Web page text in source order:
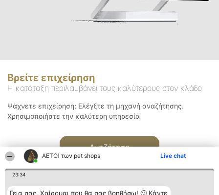
ΑΕΤΟΊ των pet shops Live chat
23:34
Γεια σας. Χαίρομαι που θα σας βοηθήσω! 🙂 Κάντε
Βρείτε επιχείρηση
Η κατάταξη περιλαμβάνει τους καλύτερους στον κλάδο
Ψάχνετε επιχείρηση; Ελέγξτε τη μηχανή αναζήτησης.
Χρησιμοποιήστε την καλύτερη υπηρεσία
Αναζήτηση